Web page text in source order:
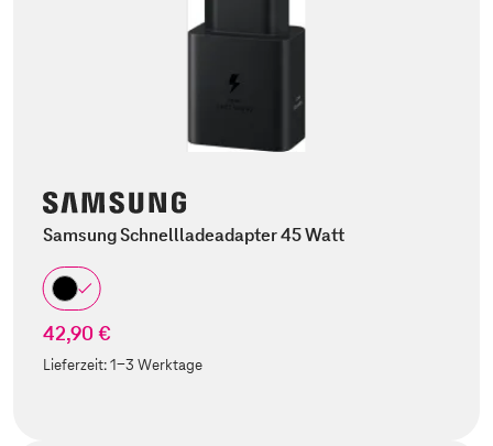
Samsung Schnellladeadapter 45 Watt
42,90 €
Lieferzeit:1-3 Werktage